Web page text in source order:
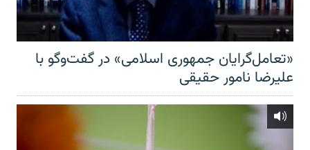
«تعامل‌گرایان جمهوری اسلامی» در گفت‌وگو با
علیرضا نامور حقیقی